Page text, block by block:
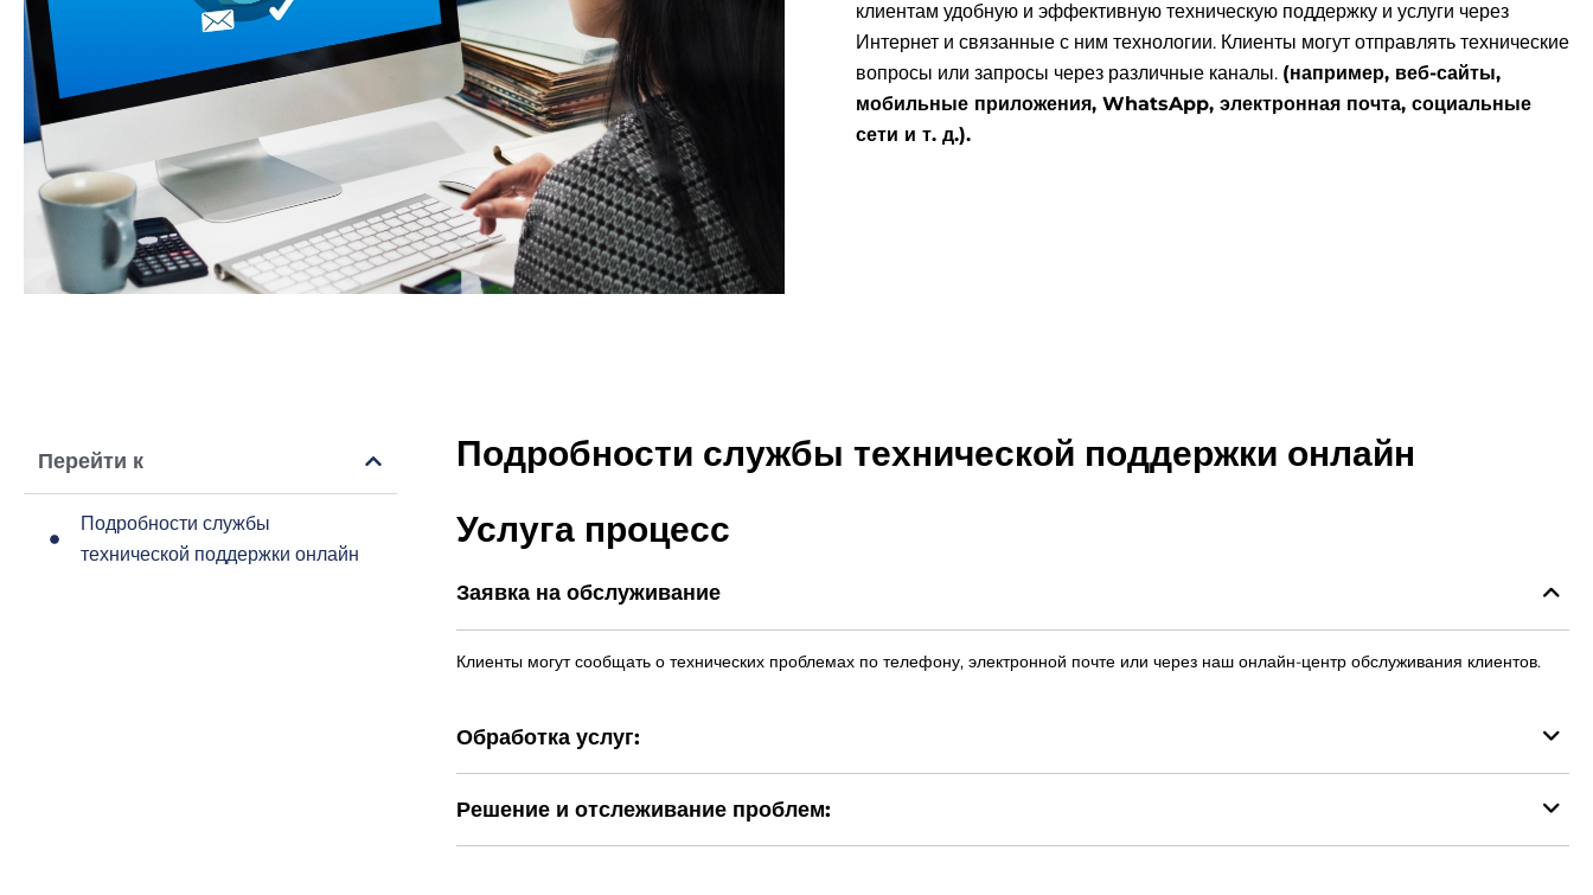
клиентам удобную и эффективную техническую поддержку и услуги через
Интернет и связанные с ним технологии. Клиенты могут отправлять технические
вопросы или запросы через различные каналы. (например, веб-сайты,
мобильные приложения, WhatsApp, электронная почта, социальные
сети и т. д.).
Перейти к
Подробности службы
технической поддержки онлайн
Подробности службы технической поддержки онлайн
Услуга процесс
Заявка на обслуживание
Клиенты могут сообщать о технических проблемах по телефону, электронной почте или через наш онлайн-центр обслуживания клиентов.
Обработка услуг:
Решение и отслеживание проблем: